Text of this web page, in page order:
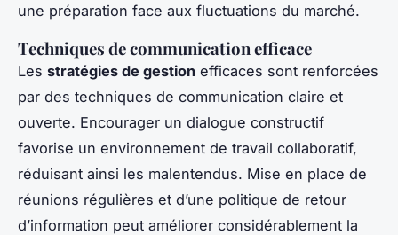
une préparation face aux fluctuations du marché.
Techniques de communication efficace
Les stratégies de gestion efficaces sont renforcées
par des techniques de communication claire et
ouverte. Encourager un dialogue constructif
favorise un environnement de travail collaboratif,
réduisant ainsi les malentendus. Mise en place de
réunions régulières et d’une politique de retour
d’information peut améliorer considérablement la